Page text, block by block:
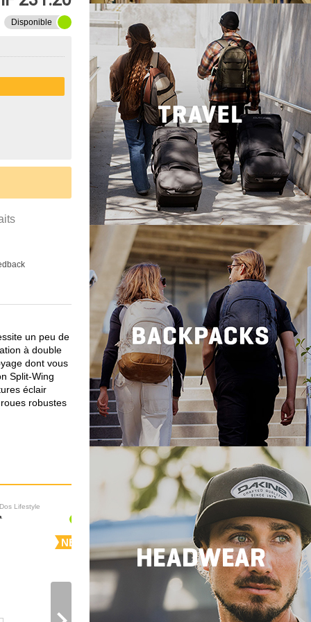
Disponible
un peu de
à double
dont vous
Split-Wing
éclair
robustes
Lifestyle
NEW
Sacs à Dos Lifestyle
NEW